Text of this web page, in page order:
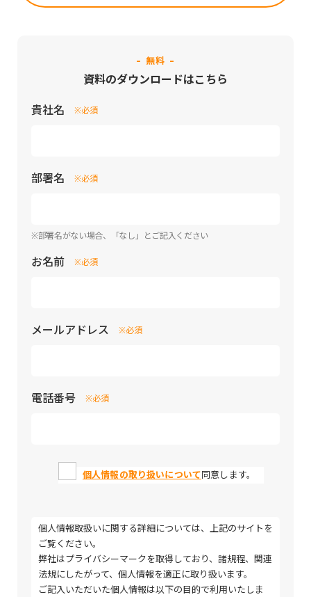
- 無料 -
資料のダウンロードはこちら
貴社名 ※必須
部署名 ※必須
※部署名がない場合、「なし」とご記入ください
お名前 ※必須
メールアドレス ※必須
電話番号 ※必須
個人情報の取り扱いについて 同意します。
個人情報取扱いに関する詳細については、上記のサイトを
ご覧ください。
弊社はプライバシーマークを取得しており、諸規程、関連
法規にしたがって、個人情報を適正に取り扱います。
ご記入いただいた個人情報は以下の目的で利用いたしま